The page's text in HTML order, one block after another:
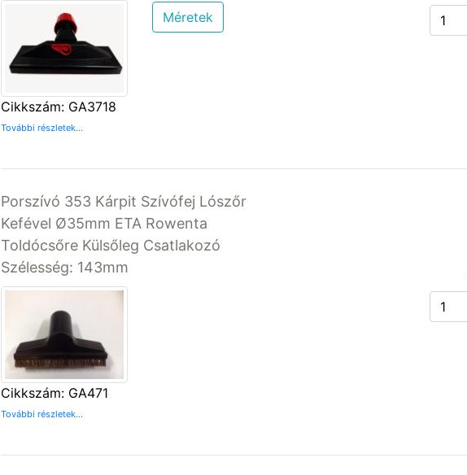
Cikkszám: GA3718
További részletek...
Méretek
Porszívó 353 Kárpit Szívófej Lószőr
Kefével Ø35mm ETA Rowenta
Toldócsőre Külsőleg Csatlakozó
Szélesség: 143mm
Cikkszám: GA471
További részletek...